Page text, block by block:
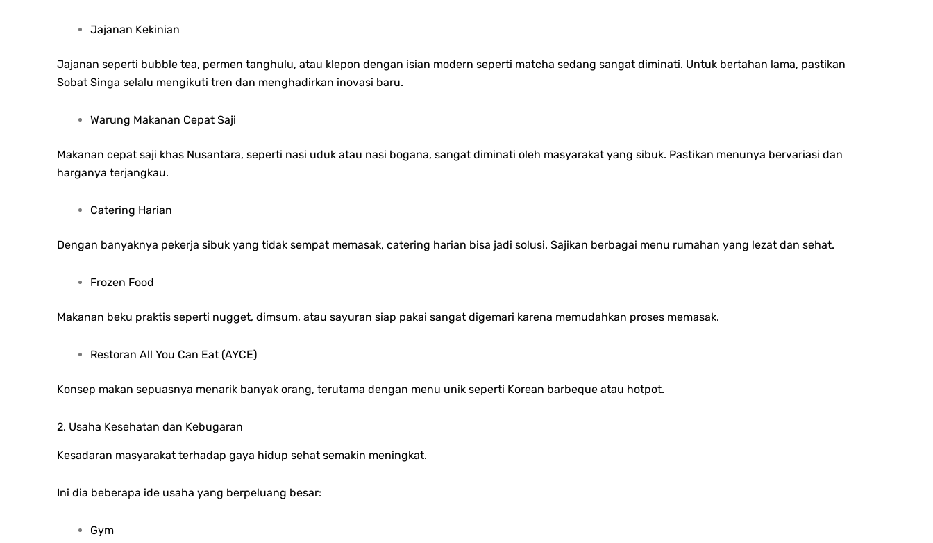
Jajanan Kekinian
Jajanan seperti bubble tea, permen tanghulu, atau klepon dengan isian modern seperti matcha sedang sangat diminati. Untuk bertahan lama, pastikan
Sobat Singa selalu mengikuti tren dan menghadirkan inovasi baru.
Warung Makanan Cepat Saji
Makanan cepat saji khas Nusantara, seperti nasi uduk atau nasi bogana, sangat diminati oleh masyarakat yang sibuk. Pastikan menunya bervariasi dan
harganya terjangkau.
Catering Harian
Dengan banyaknya pekerja sibuk yang tidak sempat memasak, catering harian bisa jadi solusi. Sajikan berbagai menu rumahan yang lezat dan sehat.
Frozen Food
Makanan beku praktis seperti nugget, dimsum, atau sayuran siap pakai sangat digemari karena memudahkan proses memasak.
Restoran All You Can Eat (AYCE)
Konsep makan sepuasnya menarik banyak orang, terutama dengan menu unik seperti Korean barbeque atau hotpot.
2. Usaha Kesehatan dan Kebugaran
Kesadaran masyarakat terhadap gaya hidup sehat semakin meningkat.
Ini dia beberapa ide usaha yang berpeluang besar:
Gym